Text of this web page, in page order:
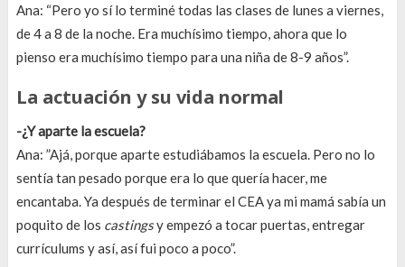
Ana: “Pero yo sí lo terminé todas las clases de lunes a viernes,
de 4 a 8 de la noche. Era muchísimo tiempo, ahora que lo
pienso era muchísimo tiempo para una niña de 8-9 años”.
La actuación y su vida normal
-¿Y aparte la escuela?
Ana: ”Ajá, porque aparte estudiábamos la escuela. Pero no lo
sentía tan pesado porque era lo que quería hacer, me
encantaba. Ya después de terminar el CEA ya mi mamá sabía un
poquito de los castingsy empezó a tocar puertas, entregar
currículums y así, así fui poco a poco”.